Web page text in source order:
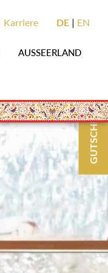
AUSSEERLAND
Karriere DE EN
GUTSCHEINE